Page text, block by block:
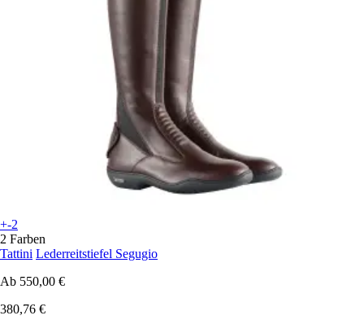
+-2
2 Farben
Tattini Lederreitstiefel Segugio
Ab 550,00 €
380,76 €